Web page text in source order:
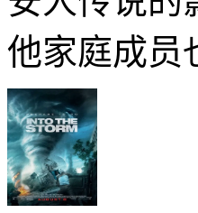
他家庭成员